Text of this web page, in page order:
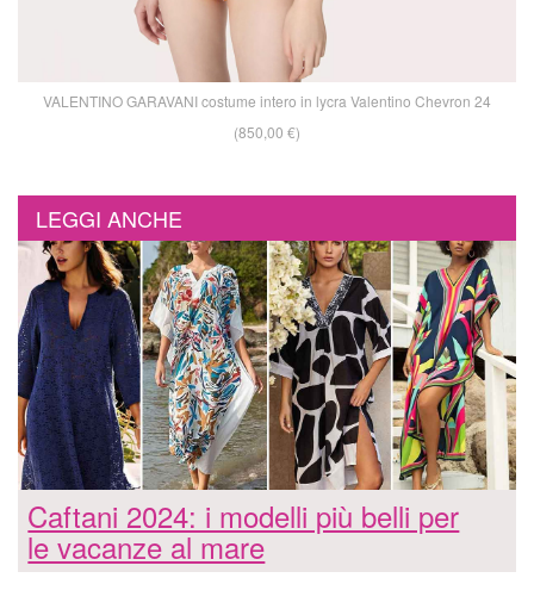
VALENTINO GARAVANI costume intero in lycra Valentino Chevron 24
(850,00 €)
LEGGI ANCHE
Caftani 2024: i modelli più belli per
le vacanze al mare